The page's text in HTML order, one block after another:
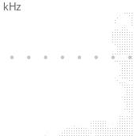
kHz